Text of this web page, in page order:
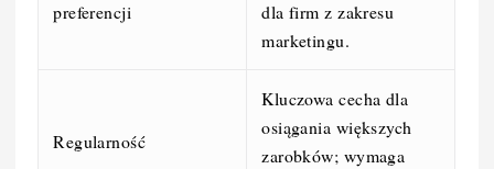
preferencji
dla firm z zakresu
marketingu.
Regularność
Kluczowa cecha dla
osiągania większych
zarobków; wymaga